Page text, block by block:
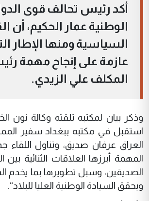
أكد رئيس تحالف قوى
الوطنية عمار الحكيم، أن
السياسية ومنها الإطار
عازمة على إنجاح مهمة
المكلف علي الزيدي.
وذكر بيان لمكتبه تلقته وكالة نون
استقبل في مكتبه ببغداد سفير
العراق عرفان صديق، وتناول اللقاء
المهمة أبرزها العلاقات الثنائية بين
الصديقين، وسبل تطويرها بما يخدم
ويحقق السيادة الوطنية العليا للبلاد“.